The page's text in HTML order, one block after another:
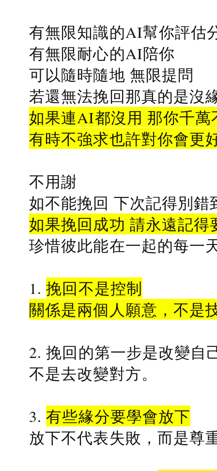
有無限知識的AI幫你評估
有無限耐心的AI陪你
可以隨時隨地 無限提問
若還無法挽回那真的是沒
如果連AI都沒用 那你千
有時不強求也許對你會更
不用謝
如不能挽回 下次記得別錯
如果挽回成功 請永遠記得
珍惜彼此能在一起的每一
1.挽回不是控制
關係是兩個人願意，不是
2. 挽回的第一步是改變自
不是去改變對方。
3.有些緣分要學會放下
放下不代表失敗，而是尊